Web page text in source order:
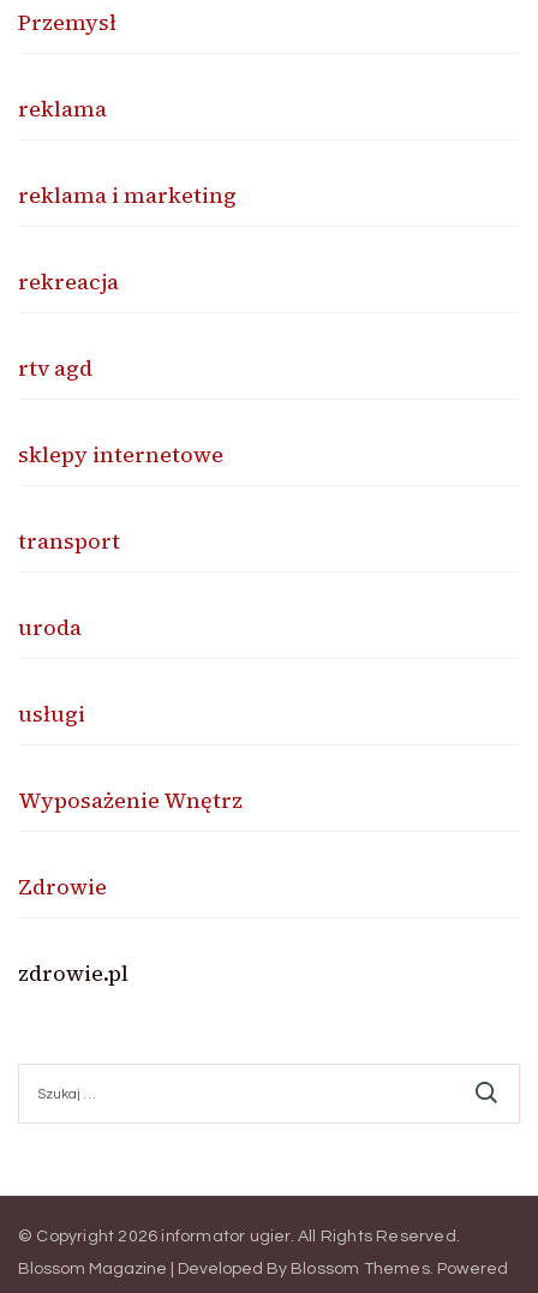
Przemysł
reklama
reklama i marketing
rekreacja
rtv agd
sklepy internetowe
transport
uroda
usługi
Wyposażenie Wnętrz
Zdrowie
zdrowie.pl
© Copyright 2026 informator ugier. All Rights Reserved.
Blossom Magazine | Developed By Blossom Themes. Powered